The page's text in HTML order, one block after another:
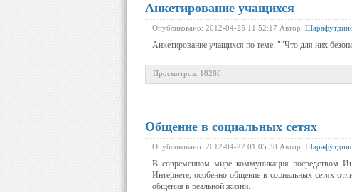
Анкетирование учащихся
Опубликовано: 2012-04-25 11:52:17 Автор:
Анкетирование учащихся по теме: ""Что для них
Просмотров: 18280
Общение в социальных сетях
Опубликовано: 2012-04-22 01:05:38 Автор:
В современном мире коммуникация посредством
Интернете, особенно общение в социальных сетях
общения в реальной жизни.